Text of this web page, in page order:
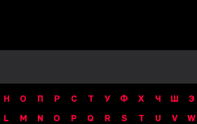
Н О П Р С Т У Ф Х Ч Ш Э
L M N O P Q R S T U V W